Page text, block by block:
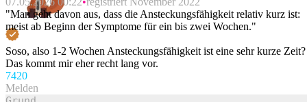
"Man geht davon aus, dass die Ansteckungsfähigkeit relativ kurz ist:
meist ab Beginn der Symptome für ein bis zwei Wochen."
Soso, also 1-2 Wochen Ansteckungsfähigkeit ist eine sehr kurze Zeit?
Das kommt mir eher recht lang vor.
7420
Melden